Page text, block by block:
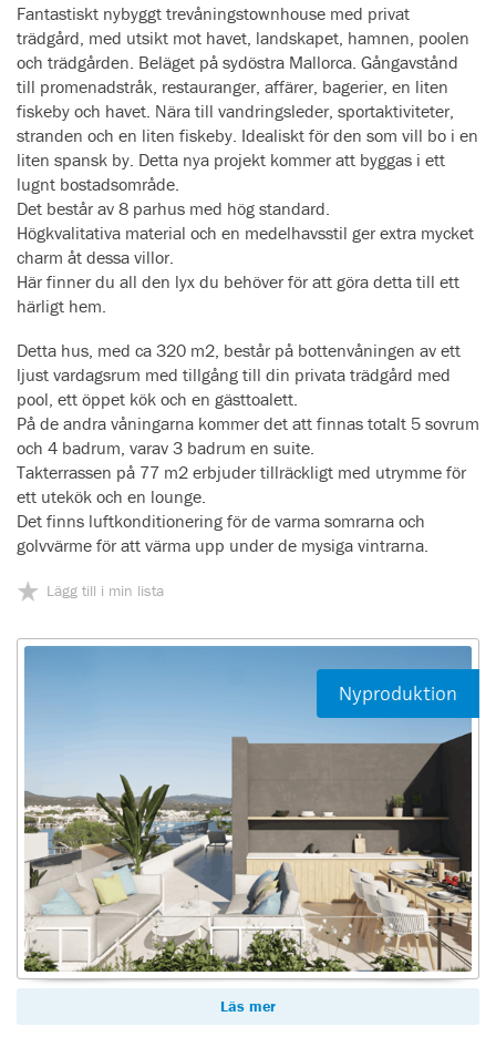
Fantastiskt nybyggt trevåningstownhouse med privat
trädgård, med utsikt mot havet, landskapet, hamnen, poolen
och trädgården. Beläget på sydöstra Mallorca. Gångavstånd
till promenadstråk, restauranger, affärer, bagerier, en liten
fiskeby och havet. Nära till vandringsleder, sportaktiviteter,
stranden och en liten fiskeby. Idealiskt för den som vill bo i en
liten spansk by. Detta nya projekt kommer att byggas i ett
lugnt bostadsområde.
Det består av 8 parhus med hög standard.
Högkvalitativa material och en medelhavsstil ger extra mycket
charm åt dessa villor.
Här finner du all den lyx du behöver för att göra detta till ett
härligt hem.
Detta hus, med ca 320 m2, består på bottenvåningen av ett
ljust vardagsrum med tillgång till din privata trädgård med
pool, ett öppet kök och en gästtoalett.
På de andra våningarna kommer det att finnas totalt 5 sovrum
och 4 badrum, varav 3 badrum en suite.
Takterrassen på 77 m2 erbjuder tillräckligt med utrymme för
ett utekök och en lounge.
Det finns luftkonditionering för de varma somrarna och
golvvärme för att värma upp under de mysiga vintrarna.
Lägg till i min lista
Läs mer
Nyproduktion